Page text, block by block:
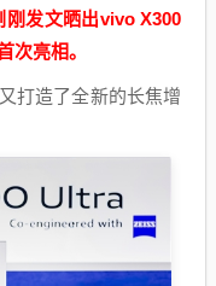
发文晒出vivo X300
次亮相。
打造了全新的长焦增